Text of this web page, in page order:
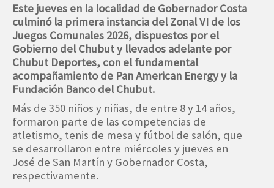
Este jueves en la localidad de Gobernador Costa
culminó la primera instancia del Zonal VI de los
Juegos Comunales 2026, dispuestos por el
Gobierno del Chubut y llevados adelante por
Chubut Deportes, con el fundamental
acompañamiento de Pan American Energy y la
Fundación Banco del Chubut.
Más de 350 niños y niñas, de entre 8 y 14 años,
formaron parte de las competencias de
atletismo, tenis de mesa y fútbol de salón, que
se desarrollaron entre miércoles y jueves en
José de San Martín y Gobernador Costa,
respectivamente.